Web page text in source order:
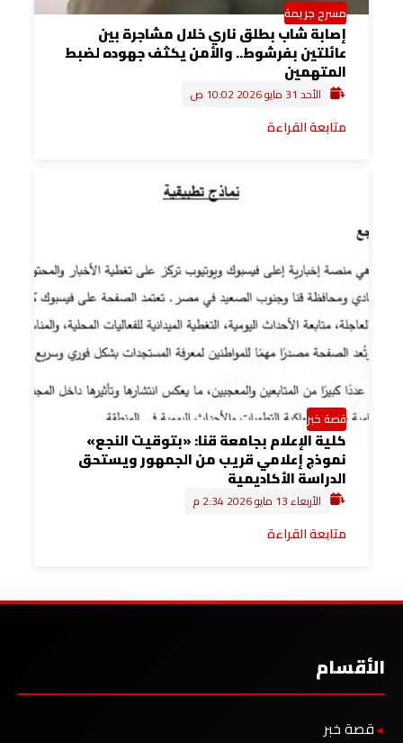
مسرح جريمة
إصابة شاب بطلق ناري خلال مشاجرة بين
عائلتين بفرشوط.. والأمن يكثف جهوده لضبط
المتهمين
الأحد 31 مايو 2026 10:02 ص
متابعة القراءة
قصة خبر
كلية الإعلام بجامعة قنا: «بتوقيت النجع»
نموذج إعلامي قريب من الجمهور ويستحق
الدراسة الأكاديمية
الأربعاء 13 مايو 2026 2:34 م
متابعة القراءة
الأقسام
قصة خبر